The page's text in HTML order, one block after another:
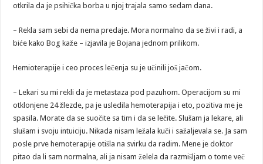
otkrila da je psihička borba u njoj trajala samo sedam dana.
– Rekla sam sebi da nema predaje. Mora normalno da se živi i radi, a
biće kako Bog kaže – izjavila je Bojana jednom prilikom.
Hemioterapije i ceo proces lečenja su je učinili još jačom.
– Lekari su mi rekli da je metastaza pod pazuhom. Operacijom su mi
otklonjene 24 žlezde, pa je usledila hemoterapija i eto, pozitiva me je
spasila. Morate da se suočite sa tim i da se lečite. Slušam ja lekare, ali
slušam i svoju intuiciju. Nikada nisam ležala kuči i sažaljevala se. Ja sam
posle prve hemoterapije otišla na svirku da radim. Mene je doktor
pitao da li sam normalna, ali ja nisam želela da razmišljam o tome več